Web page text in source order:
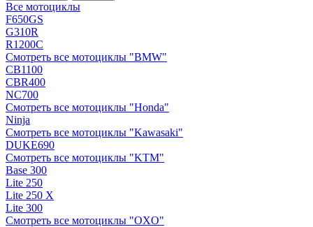
Все мотоциклы
F650GS
G310R
R1200C
Смотреть все мотоциклы "BMW"
CB1100
CBR400
NC700
Смотреть все мотоциклы "Honda"
Ninja
Смотреть все мотоциклы "Kawasaki"
DUKE690
Смотреть все мотоциклы "KTM"
Base 300
Lite 250
Lite 250 X
Lite 300
Смотреть все мотоциклы "OXO"